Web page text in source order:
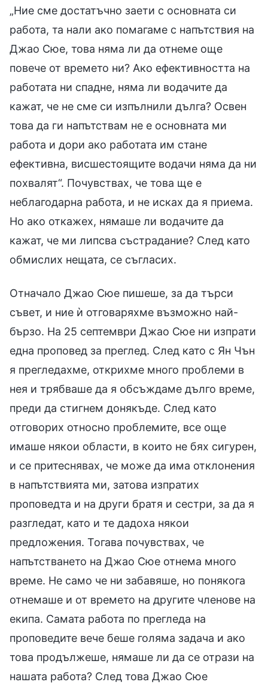
„Ние сме достатъчно заети с основната си
работа, та нали ако помагаме с напътствия на
Джао Сюе, това няма ли да отнеме още
повече от времето ни? Ако ефективността на
работата ни спадне, няма ли водачите да
кажат, че не сме си изпълнили дълга? Освен
това да ги напътствам не е основната ми
работа и дори ако работата им стане
ефективна, висшестоящите водачи няма да ни
похвалят“. Почувствах, че това ще е
неблагодарна работа, и не исках да я приема.
Но ако откажех, нямаше ли водачите да
кажат, че ми липсва състрадание? След като
обмислих нещата, се съгласих.
Отначало Джао Сюе пишеше, за да търси
съвет, и ние ѝ отговаряхме възможно най-
бързо. На 25 септември Джао Сюе ни изпрати
една проповед за преглед. След като с Ян Чън
я прегледахме, открихме много проблеми в
нея и трябваше да я обсъждаме дълго време,
преди да стигнем донякъде. След като
отговорих относно проблемите, все още
имаше някои области, в които не бях сигурен,
и се притеснявах, че може да има отклонения
в напътствията ми, затова изпратих
проповедта и на други братя и сестри, за да я
разгледат, като и те дадоха някои
предложения. Тогава почувствах, че
напътстването на Джао Сюе отнема много
време. Не само че ни забавяше, но понякога
отнемаше и от времето на другите членове на
екипа. Самата работа по прегледа на
проповедите вече беше голяма задача и ако
това продължеше, нямаше ли да се отрази на
нашата работа? След това Джао Сюе